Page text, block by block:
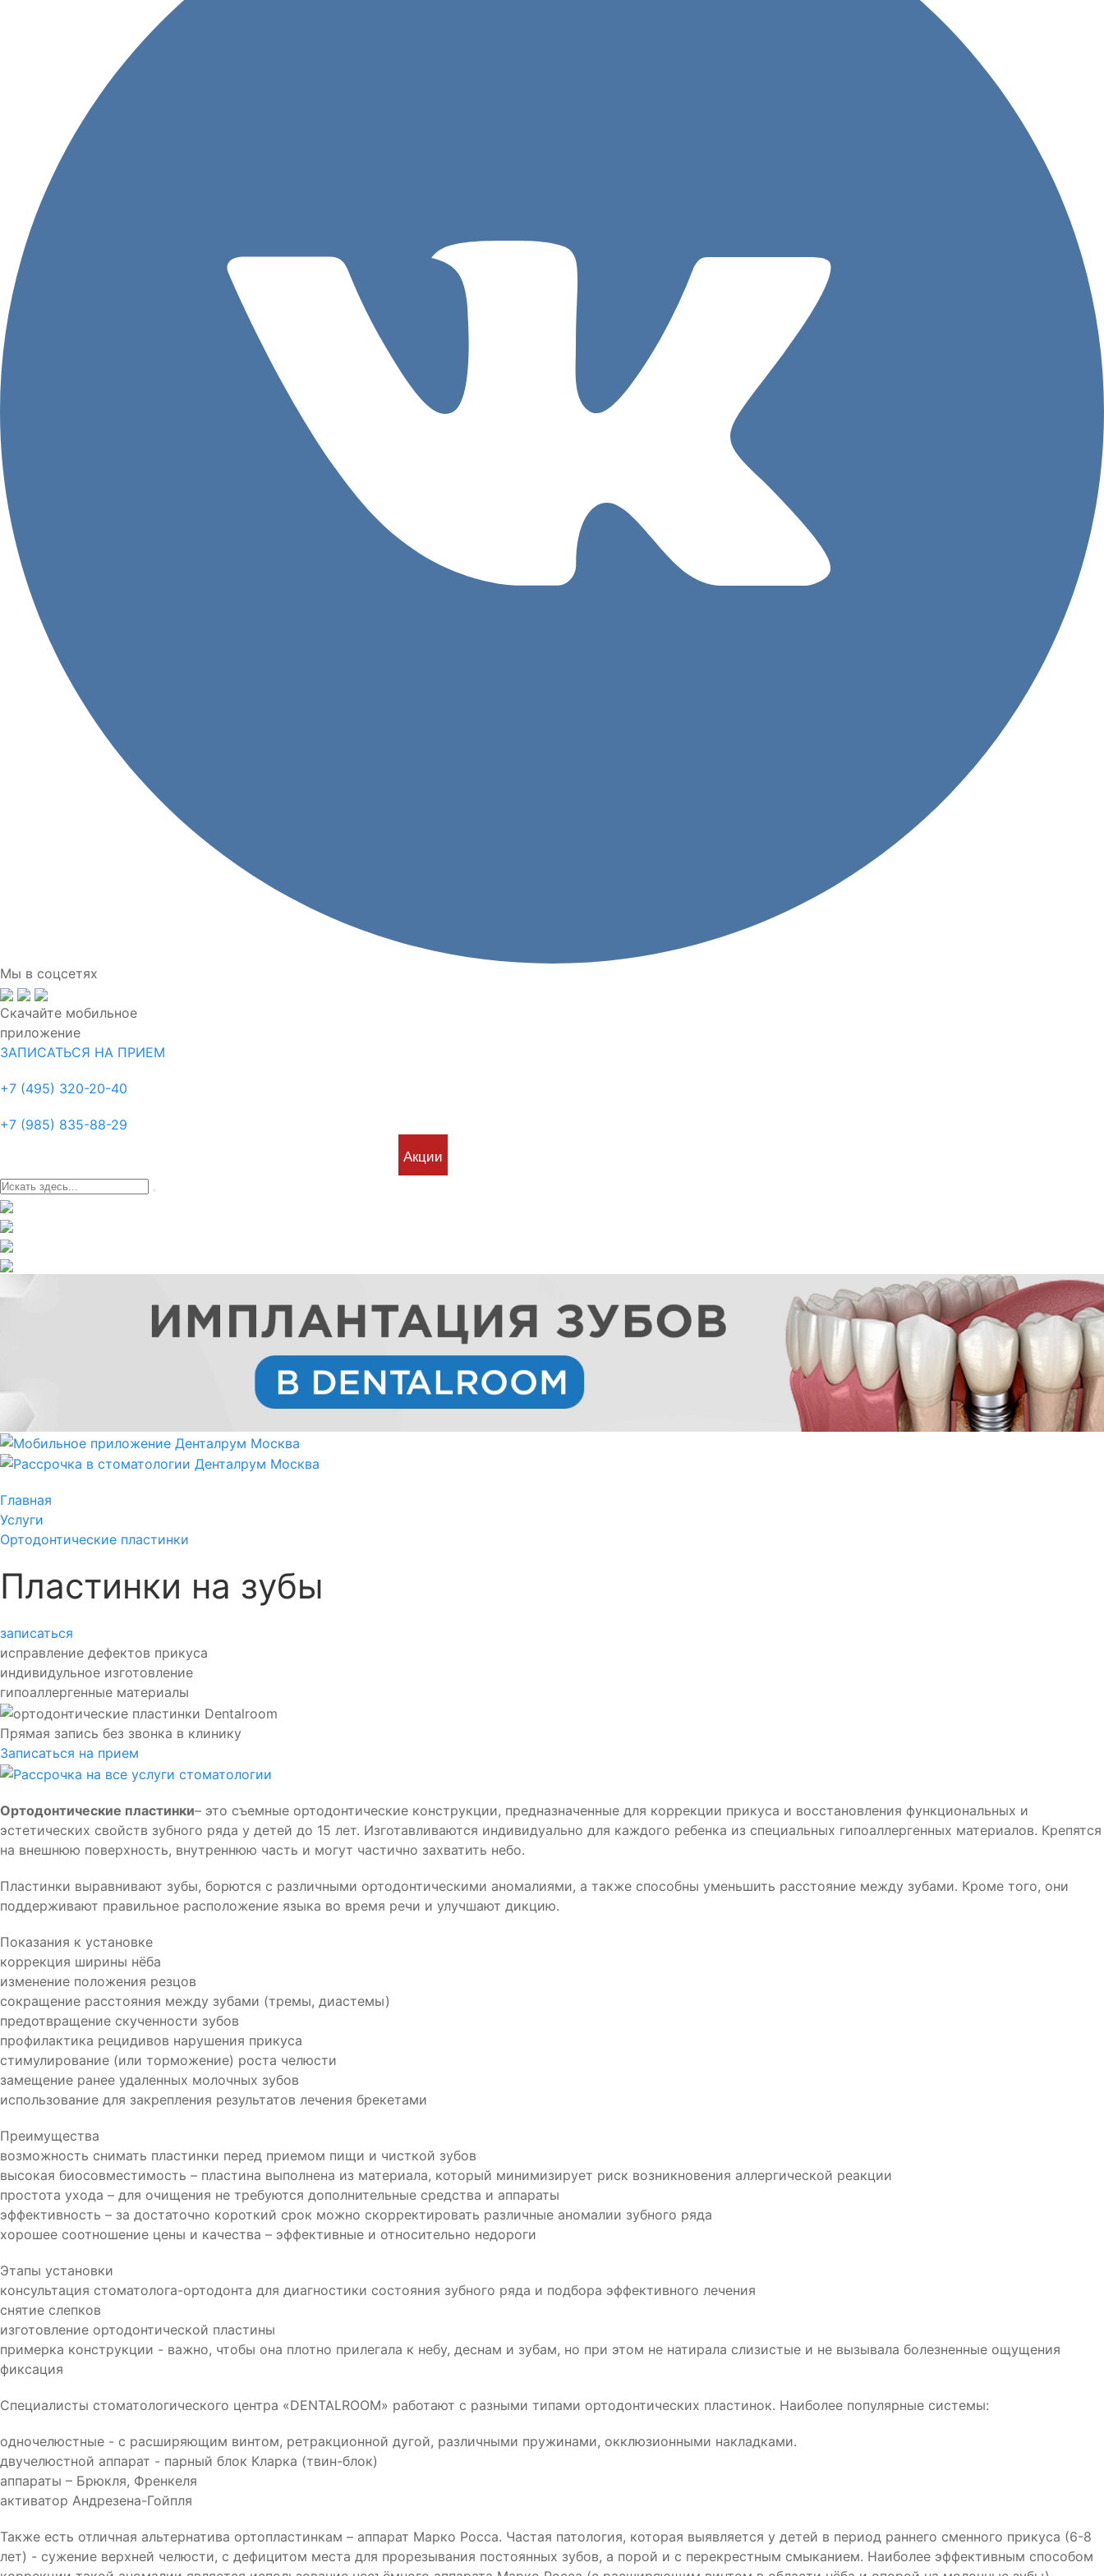
Мы в соцсетях
Скачайте мобильное
приложение
ЗАПИСАТЬСЯ НА ПРИЕМ
+7 (495) 320-20-40
+7 (985) 835-88-29
Акции
Главная
Услуги
Ортодонтические пластинки
Пластинки на зубы
записаться
исправление дефектов прикуса
индивидульное изготовление
гипоаллергенные материалы
Прямая запись без звонка в клинику
Записаться на прием
Ортодонтические пластинки– это съемные ортодонтические конструкции, предназначенные для коррекции прикуса и восстановления функциональных и
эстетических свойств зубного ряда у детей до 15 лет. Изготавливаются индивидуально для каждого ребенка из специальных гипоаллергенных материалов. Крепятся
на внешнюю поверхность, внутреннюю часть и могут частично захватить небо.
Пластинки выравнивают зубы, борются с различными ортодонтическими аномалиями, а также способны уменьшить расстояние между зубами. Кроме того, они
поддерживают правильное расположение языка во время речи и улучшают дикцию.
Показания к установке
коррекция ширины нёба
изменение положения резцов
сокращение расстояния между зубами (тремы, диастемы)
предотвращение скученности зубов
профилактика рецидивов нарушения прикуса
стимулирование (или торможение) роста челюсти
замещение ранее удаленных молочных зубов
использование для закрепления результатов лечения брекетами
Преимущества
возможность снимать пластинки перед приемом пищи и чисткой зубов
высокая биосовместимость – пластина выполнена из материала, который минимизирует риск возникновения аллергической реакции
простота ухода – для очищения не требуются дополнительные средства и аппараты
эффективность – за достаточно короткий срок можно скорректировать различные аномалии зубного ряда
хорошее соотношение цены и качества – эффективные и относительно недороги
Этапы установки
консультация стоматолога-ортодонта для диагностики состояния зубного ряда и подбора эффективного лечения
снятие слепков
изготовление ортодонтической пластины
примерка конструкции - важно, чтобы она плотно прилегала к небу, деснам и зубам, но при этом не натирала слизистые и не вызывала болезненные ощущения
фиксация
Специалисты стоматологического центра «DENTALROOM» работают с разными типами ортодонтических пластинок. Наиболее популярные системы:
одночелюстные - с расширяющим винтом, ретракционной дугой, различными пружинами, окклюзионными накладками.
двучелюстной аппарат - парный блок Кларка (твин-блок)
аппараты – Брюкля, Френкеля
активатор Андрезена-Гойпля
Также есть отличная альтернатива ортопластинкам – аппарат Марко Росса. Частая патология, которая выявляется у детей в период раннего сменного прикуса (6-8
лет) - сужение верхней челюсти, с дефицитом места для прорезывания постоянных зубов, а порой и с перекрестным смыканием. Наиболее эффективным способом